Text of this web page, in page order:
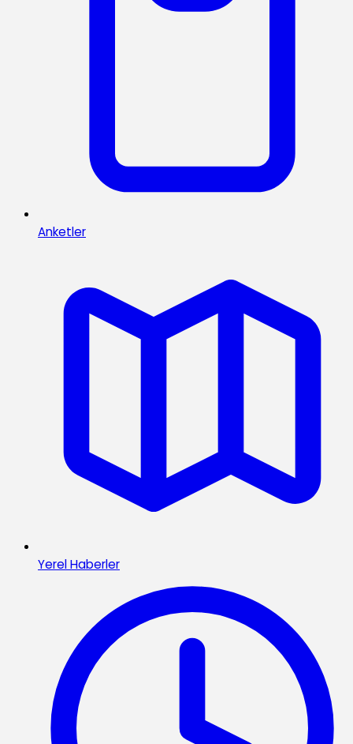
Anketler
Yerel Haberler